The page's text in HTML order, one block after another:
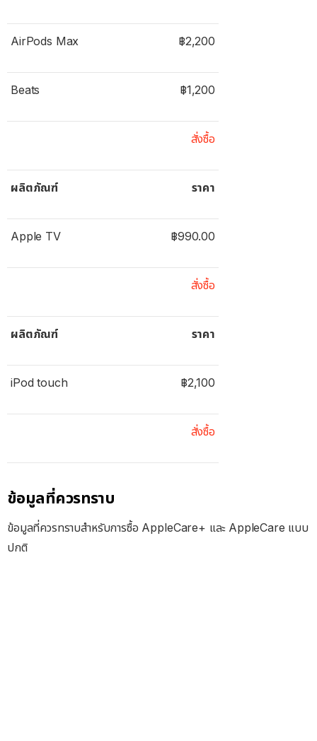
AirPods Max ฿2,200
Beats ฿1,200
สั่งซื้อ
ผลิตภัณฑ์ ราคา
Apple TV ฿990.00
สั่งซื้อ
ผลิตภัณฑ์ ราคา
iPod touch ฿2,100
สั่งซื้อ
ข้อมูลที่ควรทราบ
ข้อมูลที่ควรทราบสำหรับการซื้อ AppleCare+ และ AppleCare แบบ
ปกติ